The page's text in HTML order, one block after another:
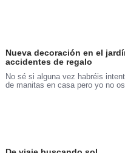
Nueva decoración en el
accidentes de regalo
No sé si alguna vez habréis
de manitas en casa pero yo no os